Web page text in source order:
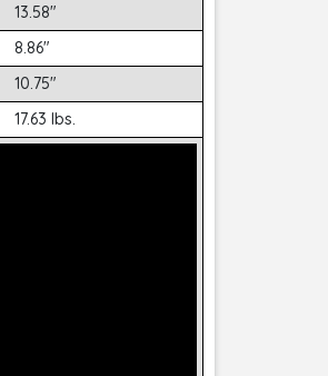
13.58"
8.86"
10.75"
17.63 lbs.